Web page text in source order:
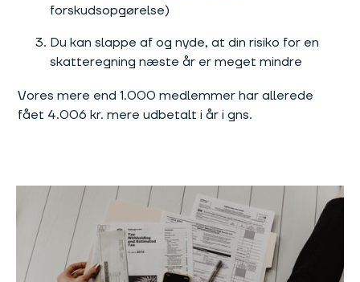
forskudsopgørelse)
Du kan slappe af og nyde, at din risiko for en
skatteregning næste år er meget mindre
Vores mere end 1.000 medlemmer har allerede
fået 4.006 kr. mere udbetalt i år i gns.